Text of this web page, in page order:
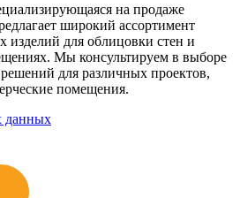
на продаже
широкий ассортимент
изделий для облицовки стен и
Мы консультируем в выборе
для различных проектов,
помещения.
данных